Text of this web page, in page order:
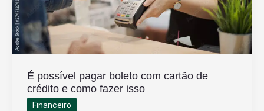
É possível pagar boleto com cartão de
crédito e como fazer isso
Financeiro